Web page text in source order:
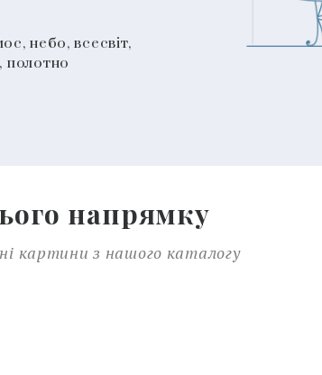
небо, всесвіт,
полотно
напрямку
картини з нашого каталогу